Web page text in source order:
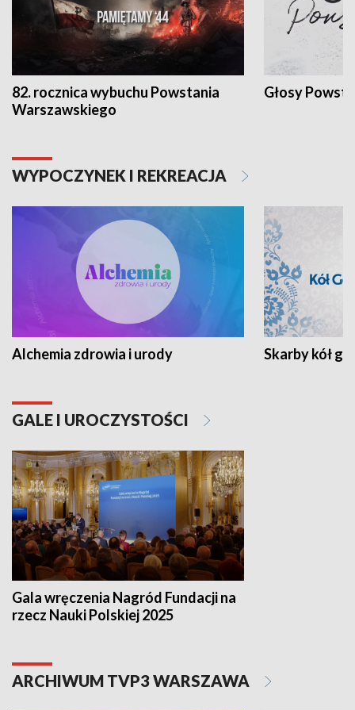
82. rocznica wybuchu Powstania
Warszawskiego
Głosy
WYPOCZYNEK I REKREACJA
Alchemia zdrowia i urody Skarby kół
GALE I UROCZYSTOŚCI
Gala wręczenia Nagród Fundacji na
rzecz Nauki Polskiej 2025
ARCHIWUM TVP3 WARSZAWA